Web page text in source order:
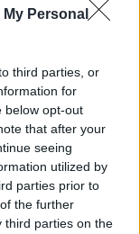
Personal
third parties, or
for
below opt-out
that after your
seeing
utilized by
parties prior to
the further
third parties on the
a evitat